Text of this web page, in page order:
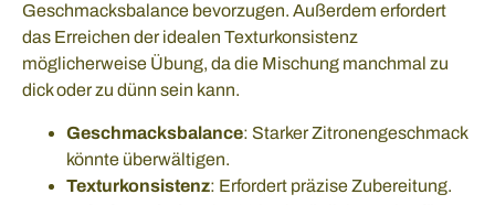
Geschmacksbalance bevorzugen. Außerdem erfordert
das Erreichen der idealen Texturkonsistenz
möglicherweise Übung, da die Mischung manchmal zu
dick oder zu dünn sein kann.
Geschmacksbalance: Starker Zitronengeschmack
könnte überwältigen.
Texturkonsistenz: Erfordert präzise Zubereitung.